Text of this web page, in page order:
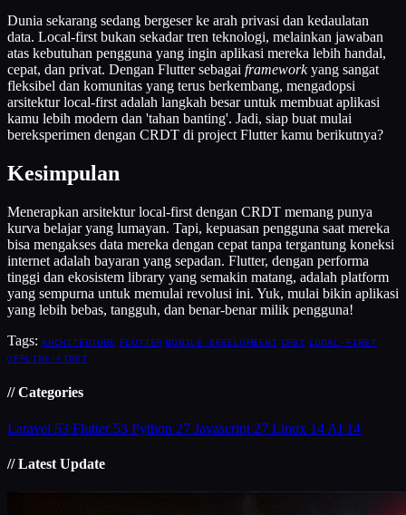
Dunia sekarang sedang bergeser ke arah privasi dan kedaulatan
data. Local-first bukan sekadar tren teknologi, melainkan jawaban
atas kebutuhan pengguna yang ingin aplikasi mereka lebih handal,
cepat, dan privat. Dengan Flutter sebagai frameworkyang sangat
fleksibel dan komunitas yang terus berkembang, mengadopsi
arsitektur local-first adalah langkah besar untuk membuat aplikasi
kamu lebih modern dan 'tahan banting'. Jadi, siap buat mulai
bereksperimen dengan CRDT di project Flutter kamu berikutnya?
Kesimpulan
Menerapkan arsitektur local-first dengan CRDT memang punya
kurva belajar yang lumayan. Tapi, kepuasan pengguna saat mereka
bisa mengakses data mereka dengan cepat tanpa tergantung koneksi
internet adalah bayaran yang sepadan. Flutter, dengan performa
tinggi dan ekosistem library yang semakin matang, adalah platform
yang sempurna untuk memulai revolusi ini. Yuk, mulai bikin aplikasi
yang lebih bebas, tangguh, dan benar-benar milik pengguna!
Tags: ARCHITECTURE FLUTTER MOBILE DEVELOPMENT CRDT LOCAL-FIRST
OFFLINE-FIRST
// Categories
Laravel 53 Flutter 53 Python 27 Javascript 27 Linux 14 AI 14
// Latest Update